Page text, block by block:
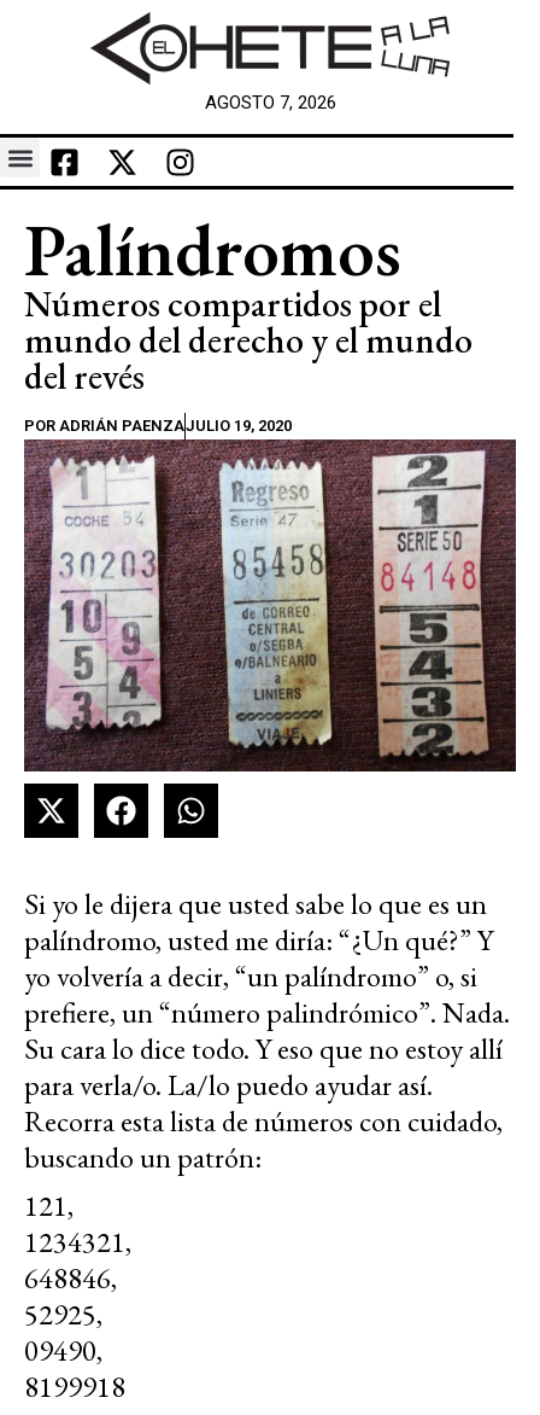
AGOSTO 7, 2026
Palíndromos
Números compartidos por el
mundo del derecho y el mundo
del revés
POR ADRIÁN PAENZAJULIO 19, 2020
Si yo le dijera que usted sabe lo que es un
palíndromo, usted me diría: “¿Un qué?” Y
yo volvería a decir, “un palíndromo” o, si
prefiere, un “número palindrómico”. Nada.
Su cara lo dice todo. Y eso que no estoy allí
para verla/o. La/lo puedo ayudar así.
Recorra esta lista de números con cuidado,
buscando un patrón:
121,
1234321,
648846,
52925,
09490,
8199918